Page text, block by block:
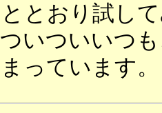
とおり試し
いついいつ
っています。